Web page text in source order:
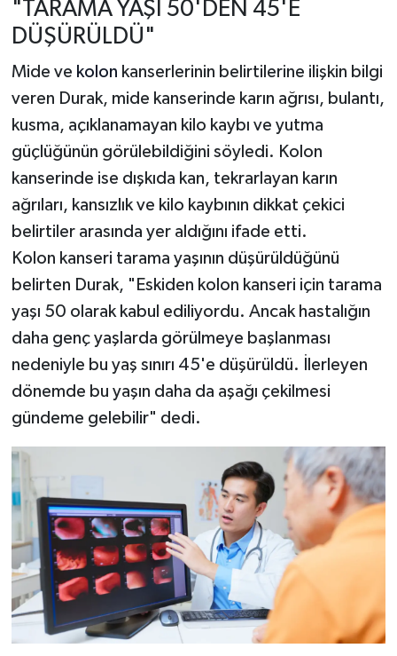
"TARAMA YAŞI 50'DEN 45'E
DÜŞÜRÜLDÜ"
Mide ve kolon kanserlerinin belirtilerine ilişkin bilgi
veren Durak, mide kanserinde karın ağrısı, bulantı,
kusma, açıklanamayan kilo kaybı ve yutma
güçlüğünün görülebildiğini söyledi. Kolon
kanserinde ise dışkıda kan, tekrarlayan karın
ağrıları, kansızlık ve kilo kaybının dikkat çekici
belirtiler arasında yer aldığını ifade etti.
Kolon kanseri tarama yaşının düşürüldüğünü
belirten Durak, "Eskiden kolon kanseri için tarama
yaşı 50 olarak kabul ediliyordu. Ancak hastalığın
daha genç yaşlarda görülmeye başlanması
nedeniyle bu yaş sınırı 45'e düşürüldü. İlerleyen
dönemde bu yaşın daha da aşağı çekilmesi
gündeme gelebilir" dedi.